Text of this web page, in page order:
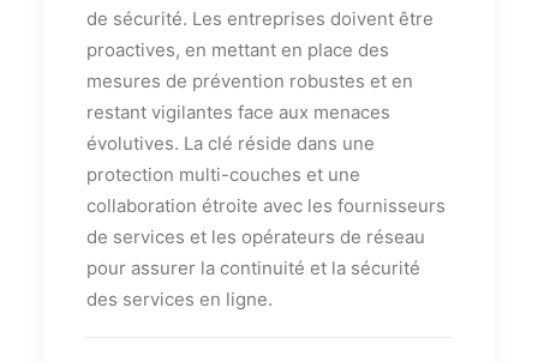
de sécurité. Les entreprises doivent être
proactives, en mettant en place des
mesures de prévention robustes et en
restant vigilantes face aux menaces
évolutives. La clé réside dans une
protection multi-couches et une
collaboration étroite avec les fournisseurs
de services et les opérateurs de réseau
pour assurer la continuité et la sécurité
des services en ligne.